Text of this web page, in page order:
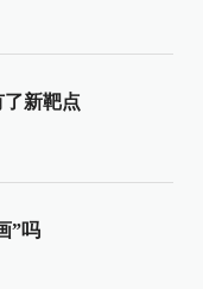
新靶点
”吗